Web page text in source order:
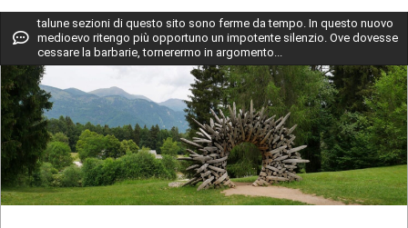
Primary
Navigation
Menu
talune sezioni di questo sito sono ferme da tempo. In questo nuovo
medioevo ritengo più opportuno un impotente silenzio. Ove dovesse
cessare la barbarie, tornerermo in argomento...